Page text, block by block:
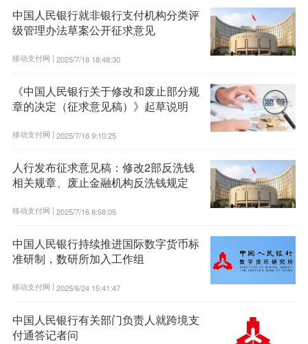
中国人民银行就非银行支付机构分类评
级管理办法草案公开征求意见
移动支付网 | 2025/7/18 18:48:30
《中国人民银行关于修改和废止部分规
章的决定（征求意见稿）》起草说明
移动支付网 | 2025/7/16 9:10:25
人行发布征求意见稿：修改2部反洗钱
相关规章、废止金融机构反洗钱规定
移动支付网 | 2025/7/16 8:58:05
中国人民银行持续推进国际数字货币标
准研制，数研所加入工作组
移动支付网 | 2025/6/24 15:41:47
中国人民银行有关部门负责人就跨境支
付通答记者问